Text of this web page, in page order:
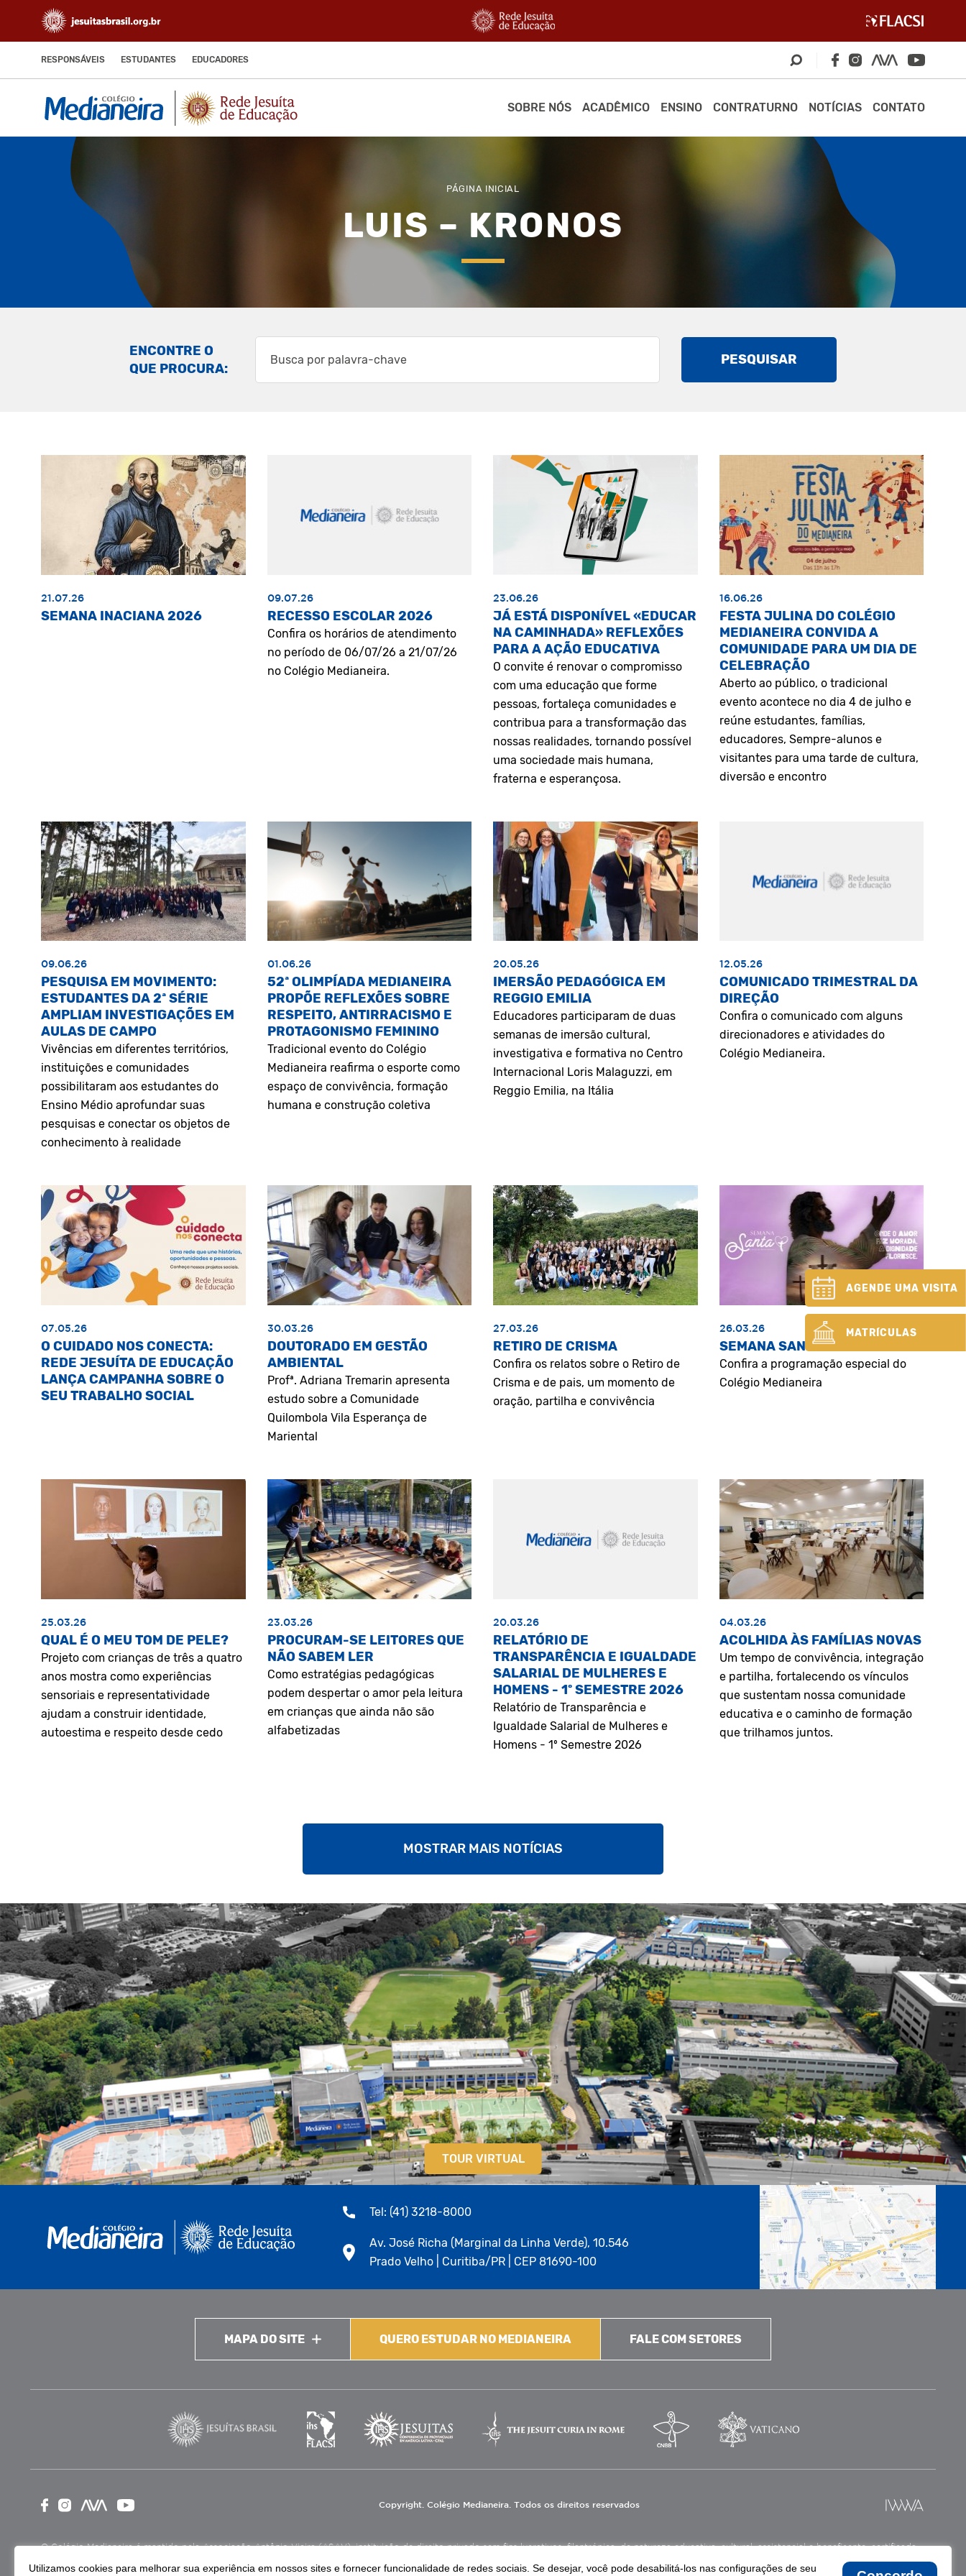
RESPONSÁVEIS ESTUDANTES EDUCADORES
SOBRE NÓS ACADÊMICO ENSINO CONTRATURNO NOTÍCIAS CONTATO
PÁGINA INICIAL
LUIS – KRONOS
ENCONTRE O
QUE PROCURA:
PESQUISAR
21.07.26
SEMANA INACIANA 2026
09.07.26
RECESSO ESCOLAR 2026
Confira os horários de atendimento
no período de 06/07/26 a 21/07/26
no Colégio Medianeira.
23.06.26
JÁ ESTÁ DISPONÍVEL «EDUCAR
NA CAMINHADA» REFLEXÕES
PARA A AÇÃO EDUCATIVA
O convite é renovar o compromisso
com uma educação que forme
pessoas, fortaleça comunidades e
contribua para a transformação das
nossas realidades, tornando possível
uma sociedade mais humana,
fraterna e esperançosa.
16.06.26
FESTA JULINA DO COLÉGIO
MEDIANEIRA CONVIDA A
COMUNIDADE PARA UM DIA DE
CELEBRAÇÃO
Aberto ao público, o tradicional
evento acontece no dia 4 de julho e
reúne estudantes, famílias,
educadores, Sempre-alunos e
visitantes para uma tarde de cultura,
diversão e encontro
09.06.26
PESQUISA EM MOVIMENTO:
ESTUDANTES DA 2ª SÉRIE
AMPLIAM INVESTIGAÇÕES EM
AULAS DE CAMPO
Vivências em diferentes territórios,
instituições e comunidades
possibilitaram aos estudantes do
Ensino Médio aprofundar suas
pesquisas e conectar os objetos de
conhecimento à realidade
01.06.26
52ª OLIMPÍADA MEDIANEIRA
PROPÕE REFLEXÕES SOBRE
RESPEITO, ANTIRRACISMO E
PROTAGONISMO FEMININO
Tradicional evento do Colégio
Medianeira reafirma o esporte como
espaço de convivência, formação
humana e construção coletiva
20.05.26
IMERSÃO PEDAGÓGICA EM
REGGIO EMILIA
Educadores participaram de duas
semanas de imersão cultural,
investigativa e formativa no Centro
Internacional Loris Malaguzzi, em
Reggio Emilia, na Itália
12.05.26
COMUNICADO TRIMESTRAL DA
DIREÇÃO
Confira o comunicado com alguns
direcionadores e atividades do
Colégio Medianeira.
07.05.26
O CUIDADO NOS CONECTA:
REDE JESUÍTA DE EDUCAÇÃO
LANÇA CAMPANHA SOBRE O
SEU TRABALHO SOCIAL
30.03.26
DOUTORADO EM GESTÃO
AMBIENTAL
Profª. Adriana Tremarin apresenta
estudo sobre a Comunidade
Quilombola Vila Esperança de
Mariental
27.03.26
RETIRO DE CRISMA
Confira os relatos sobre o Retiro de
Crisma e de pais, um momento de
oração, partilha e convivência
26.03.26
SEMANA SANTA
Confira a programação especial do
Colégio Medianeira
25.03.26
QUAL É O MEU TOM DE PELE?
Projeto com crianças de três a quatro
anos mostra como experiências
sensoriais e representatividade
ajudam a construir identidade,
autoestima e respeito desde cedo
23.03.26
PROCURAM-SE LEITORES QUE
NÃO SABEM LER
Como estratégias pedagógicas
podem despertar o amor pela leitura
em crianças que ainda não são
alfabetizadas
20.03.26
RELATÓRIO DE
TRANSPARÊNCIA E IGUALDADE
SALARIAL DE MULHERES E
HOMENS - 1º SEMESTRE 2026
Relatório de Transparência e
Igualdade Salarial de Mulheres e
Homens - 1º Semestre 2026
04.03.26
ACOLHIDA ÀS FAMÍLIAS NOVAS
Um tempo de convivência, integração
e partilha, fortalecendo os vínculos
que sustentam nossa comunidade
educativa e o caminho de formação
que trilhamos juntos.
MOSTRAR MAIS NOTÍCIAS
AGENDE UMA VISITA
MATRÍCULAS
TOUR VIRTUAL
Tel: (41) 3218-8000
Av. José Richa (Marginal da Linha Verde), 10.546
Prado Velho | Curitiba/PR | CEP 81690-100
MAPA DO SITE QUERO ESTUDAR NO MEDIANEIRA FALE COM SETORES
Copyright. Colégio Medianeira. Todos os direitos reservados
O Colégio Medianeira é mantido pela Associação Antônio Vieira (ASAV), instituição de direito privado sem fins lucrativos, filantrópica, de natureza educativa, cultural, assistencial e beneficente, certificada
Utilizamos cookies para melhorar sua experiência em nossos sites e fornecer funcionalidade de redes sociais. Se desejar, você pode desabilitá-los nas configurações de seu